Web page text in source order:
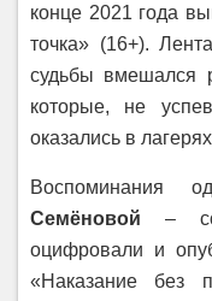
конце 2021 года
точка» (16+).
судьбы вмешался
которые, не
оказались в
Семёновой–
оцифровали и
«Наказание без